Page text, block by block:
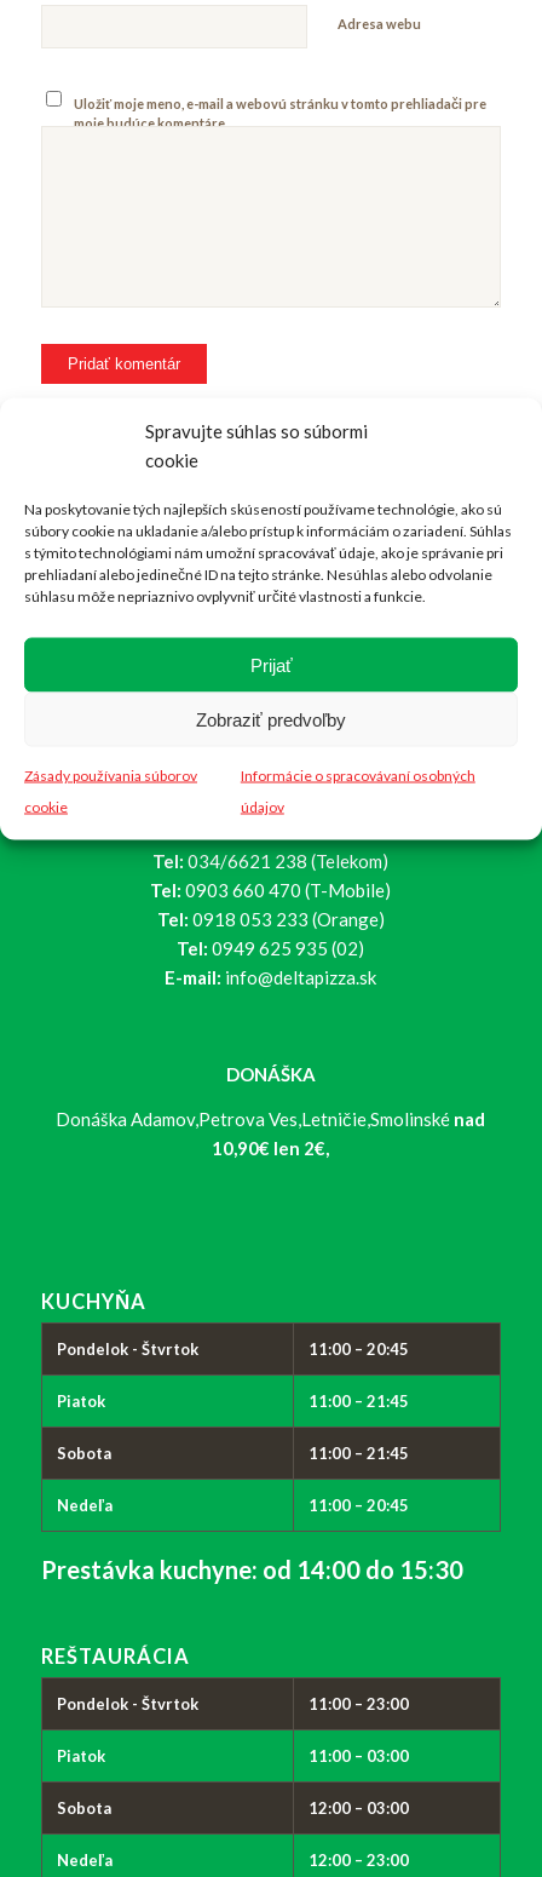
Spravujte súhlas so súbormi
cookie
Na poskytovanie tých najlepších skúseností používame technológie, ako sú
súbory cookie na ukladanie a/alebo prístup k informáciám o zariadení. Súhlas
s týmito technológiami nám umožní spracovávať údaje, ako je správanie pri
prehliadaní alebo jedinečné ID na tejto stránke. Nesúhlas alebo odvolanie
súhlasu môže nepriaznivo ovplyvniť určité vlastnosti a funkcie.
Prijať
Zobraziť predvoľby
Zásady používania súborov
cookie
Informácie o spracovávaní osobných
údajov
Adresa webu
Uložiť moje meno, e-mail a webovú stránku v tomto prehliadači pre
moje budúce komentáre.
PRIDAJTE SA K NÁM NA FACEBOOKU
Medlenova 734,
908 45 Gbely
Tel:034/6621 238 (Telekom)
Tel:0903 660 470 (T-Mobile)
Tel: 0918 053 233 (Orange)
Tel:0949 625 935 (02)
E-mail: info@deltapizza.sk
DONÁŠKA
Donáška Adamov,Petrova Ves,Letničie,Smolinské nad
10,90€ len 2€,
KUCHYŇA
Pondelok - Štvrtok 11:00 – 20:45
Piatok 11:00 – 21:45
Sobota 11:00 – 21:45
Nedeľa 11:00 – 20:45
Prestávka kuchyne: od 14:00 do 15:30
REŠTAURÁCIA
Pondelok - Štvrtok 11:00 – 23:00
Piatok 11:00 – 03:00
Sobota 12:00 – 03:00
Nedeľa 12:00 – 23:00